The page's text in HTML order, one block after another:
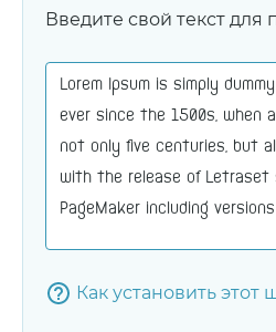
Введите свой текст
Как установить этот